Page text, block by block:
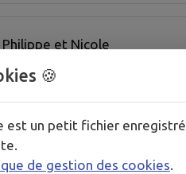
et Nicole
🍪
est un petit fichier enregistré
de gestion des cookies